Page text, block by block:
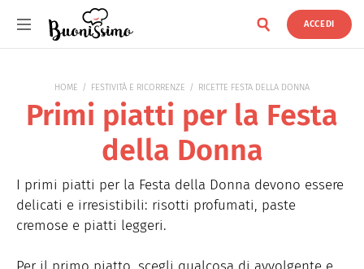
ACCEDI
HOME FESTIVITÀ E RICORRENZE RICETTE FESTA DELLA DONNA
Primi piatti per la Festa
della Donna
I primi piatti per la Festa della Donna devono essere
delicati e irresistibili: risotti profumati, paste
cremose e piatti leggeri.